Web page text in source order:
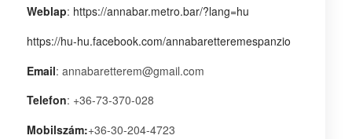
Weblap: https://annabar.metro.bar/?lang=hu
https://hu-hu.facebook.com/annabaretteremespanzio
Email: annabaretterem@gmail.com
Telefon: +36-73-370-028
Mobilszám:+36-30-204-4723